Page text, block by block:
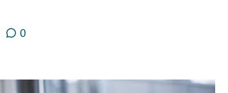
0